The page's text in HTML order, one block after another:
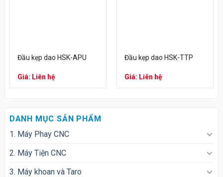
Đầu kẹp dao HSK-APU
Giá: Liên hệ
Đầu kẹp dao HSK-TTP
Giá: Liên hệ
DANH MỤC SẢN PHẨM
1. Máy Phay CNC
2. Máy Tiện CNC
3. Máy khoan và Taro